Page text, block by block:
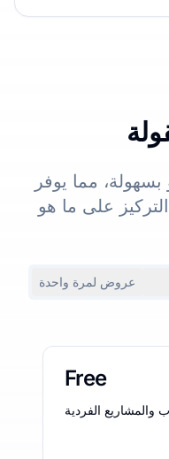
مما يوفر
على ما هو
عروض لمرة واحدة
Free